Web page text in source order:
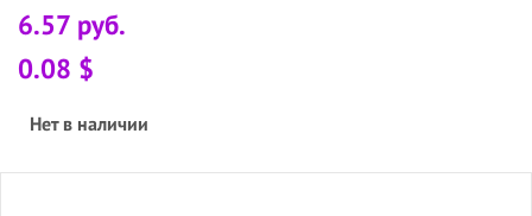
6.57 руб.
0.08 $
Нет в наличии